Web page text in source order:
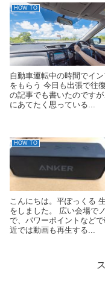
HOW TO
自動車運転中の時間でイ
をもらう 今日も出張で往
の記事でも書いたのです
にあてたく思っている...
HOW TO
こんにちは。平ぽっくる
をしました。 広い会場で
で、パワーポイントなど
近では動画も再生する...